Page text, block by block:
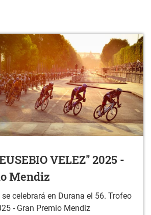
VELEZ" 2025 -
Mendiz
celebrará en Durana el 56. Trofeo
- Gran Premio Mendiz